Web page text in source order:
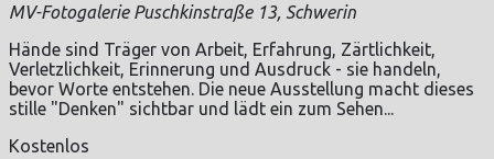
MV-Fotogalerie Puschkinstraße 13, Schwerin
Hände sind Träger von Arbeit, Erfahrung, Zärtlichkeit,
Verletzlichkeit, Erinnerung und Ausdruck - sie handeln,
bevor Worte entstehen. Die neue Ausstellung macht dieses
stille "Denken" sichtbar und lädt ein zum Sehen...
Kostenlos